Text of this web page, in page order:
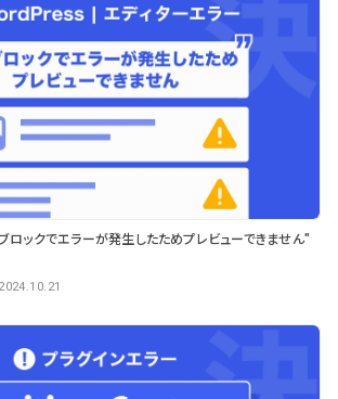
ロックでエラーが発生したためプレビューできません"
2024.10.21